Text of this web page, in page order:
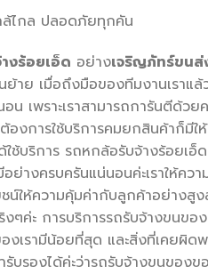
ล้ไกล ปลอดภัยทุกคัน
งร้อยเอ็ด อย่างเจริญภัทร์ขนส่
ย เมื่อถึงมือของทีมงานเราแล้
น เพราะเราสามารถการันตีด้ว
งการใช้บริการคมยกสินค้าก็มีให้
ช้บริการ รถหกล้อรับจ้างร้อยเอ็
ย่างครบครันแน่นอนค่ะเราให้ควา
ชน์ให้ความคุ้มค่ากับลูกค้าอย่างสูง
ๆค่ะ การบริการรถรับจ้างขนของ
งเรามีน้อยที่สุด และสิ่งที่เคยผิด
รองได้ค่ะว่ารถรับจ้างขนของขอ